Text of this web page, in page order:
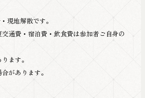
現地解散です。
通費・宿泊費・飲食費は参加者ご自身の
ます。
があります。